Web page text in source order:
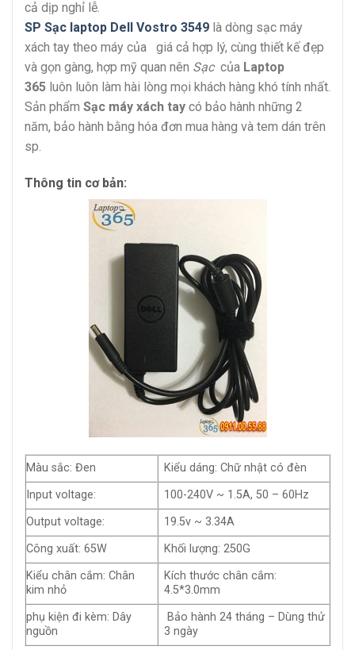
cả dịp nghỉ lễ.
SP Sạc laptop Dell Vostro 3549 là dòng sạc máy
xách tay theo máy của giá cả hợp lý, cùng thiết kế đẹp
và gọn gàng, hợp mỹ quan nên Sạc của Laptop
365 luôn luôn làm hài lòng mọi khách hàng khó tính nhất.
Sản phẩm Sạc máy xách tay có bảo hành những 2
năm, bảo hành bằng hóa đơn mua hàng và tem dán trên
sp.
Thông tin cơ bản:
Màu sắc: Đen
Kiểu dáng: Chữ nhật có đèn
Input voltage:
100-240V ~ 1.5A, 50 – 60Hz
Output voltage:
19.5v ~ 3.34A
Công xuất: 65W
Khối lượng: 250G
Kiểu chân cắm: Chân
kim nhỏ
Kích thước chân cắm:
4.5*3.0mm
phụ kiện đi kèm: Dây
nguồn
Bảo hành 24 tháng – Dùng thử
3 ngày